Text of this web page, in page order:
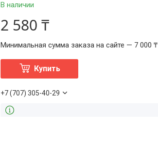
В наличии
2 580 ₸
Минимальная сумма заказа на сайте — 7 000 ₸
Купить
+7 (707) 305-40-29